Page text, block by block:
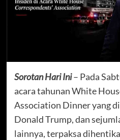
Sorotan Hari Ini– Pada
acara tahunan White
Association Dinner yang
Donald Trump, dan
lainnya, terpaksa